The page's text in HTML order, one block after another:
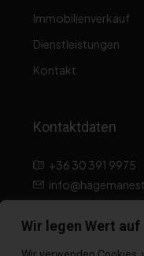
Wir legen Wert
Immobilienverkauf
Dienstleistungen
Kontakt
Kontaktdaten
+36 30 391 9975
Hinweis zum